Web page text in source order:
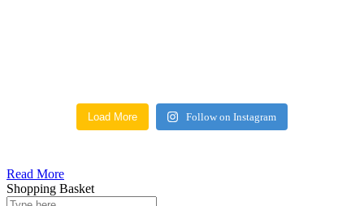
Load More Follow on Instagram
Read More
Shopping Basket